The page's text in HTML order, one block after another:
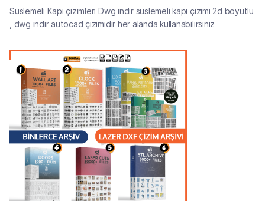
Süslemeli Kapı çizimleri Dwg indir süslemeli kapı çizimi 2d boyutlu
, dwg indir autocad çizimidir her alanda kullanabilirsiniz